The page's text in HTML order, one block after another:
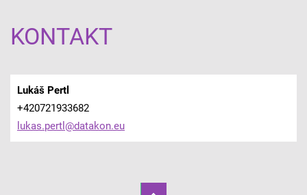
KONTAKT
Lukáš Pertl
+420721933682
lukas.pertl@datakon.eu